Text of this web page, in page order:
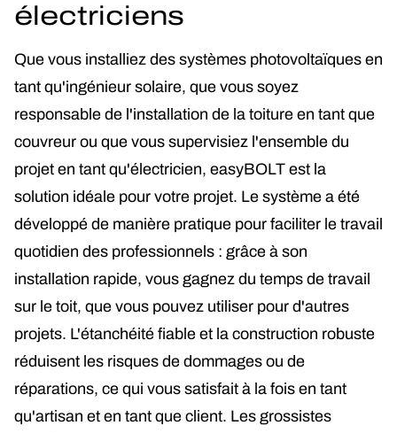
électriciens
Que vous installiez des systèmes photovoltaïques en
tant qu'ingénieur solaire, que vous soyez
responsable de l'installation de la toiture en tant que
couvreur ou que vous supervisiez l'ensemble du
projet en tant qu'électricien, easyBOLT est la
solution idéale pour votre projet. Le système a été
développé de manière pratique pour faciliter le travail
quotidien des professionnels : grâce à son
installation rapide, vous gagnez du temps de travail
sur le toit, que vous pouvez utiliser pour d'autres
projets. L'étanchéité fiable et la construction robuste
réduisent les risques de dommages ou de
réparations, ce qui vous satisfait à la fois en tant
qu'artisan et en tant que client. Les grossistes